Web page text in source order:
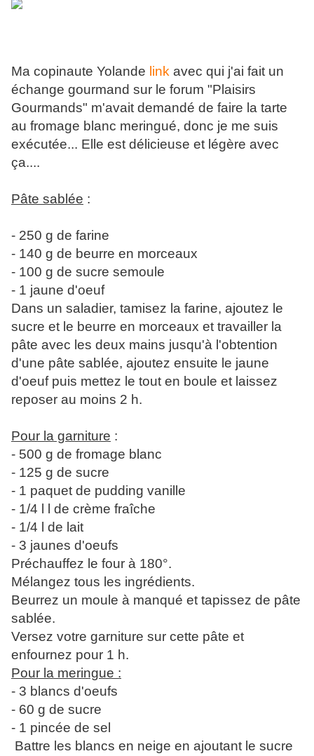
Ma copinaute Yolande link avec qui j'ai fait un
échange gourmand sur le forum "Plaisirs
Gourmands" m'avait demandé de faire la tarte
au fromage blanc meringué, donc je me suis
exécutée... Elle est délicieuse et légère avec
ça....
Pâte sablée :
- 250 g de farine
- 140 g de beurre en morceaux
- 100 g de sucre semoule
- 1 jaune d'oeuf
Dans un saladier, tamisez la farine, ajoutez le
sucre et le beurre en morceaux et travailler la
pâte avec les deux mains jusqu'à l'obtention
d'une pâte sablée, ajoutez ensuite le jaune
d'oeuf puis mettez le tout en boule et laissez
reposer au moins 2 h.
Pour la garniture :
- 500 g de fromage blanc
- 125 g de sucre
- 1 paquet de pudding vanille
- 1/4 l l de crème fraîche
- 1/4 l de lait
- 3 jaunes d'oeufs
Préchauffez le four à 180°.
Mélangez tous les ingrédients.
Beurrez un moule à manqué et tapissez de pâte
sablée.
Versez votre garniture sur cette pâte et
enfournez pour 1 h.
Pour la meringue :
- 3 blancs d'oeufs
- 60 g de sucre
- 1 pincée de sel
Battre les blancs en neige en ajoutant le sucre